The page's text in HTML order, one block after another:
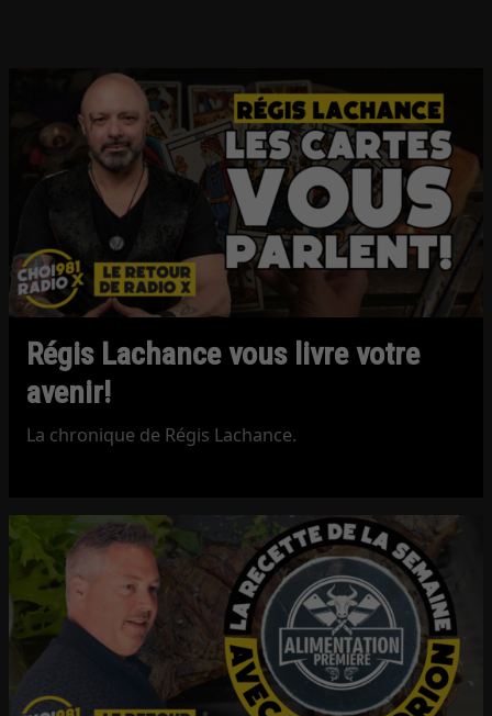
Régis Lachance vous livre votre
avenir!
La chronique de Régis Lachance.